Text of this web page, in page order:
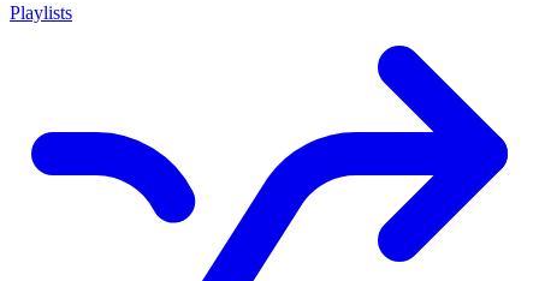
Playlists